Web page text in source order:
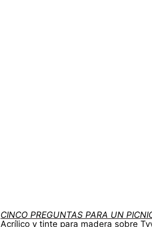
CINCO PREGUNTAS PARA UN
Acrílico y tinte para madera sobre